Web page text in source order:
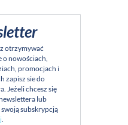
otrzymywać
o nowościach,
promocjach i
zapisz sie do
Jeżeli chcesz się
lub
subskrypcją
.